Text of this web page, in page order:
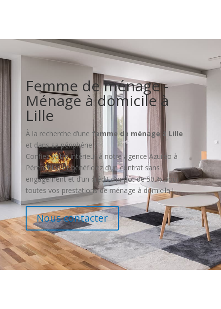
Femme de ménage -
Ménage à domicile à
Lille
À la recherche d’une femme de ménage à Lille
et dans sa périphérie ?
Confiez votre intérieur à notre agence Azuréo à
Pérenchies etbénéficiez d’un contrat sans
engagement et d’un crédit d’impôt de 50 % pour
toutes vos prestations de ménage à domicile !
Nous contacter